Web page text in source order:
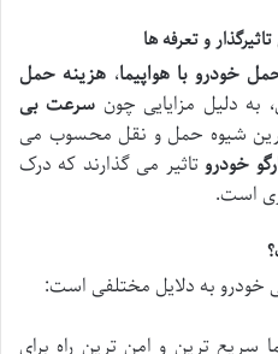
و تعرفه ها
خودرو با هواپیما، هزینه حمل
دلیل مزایایی چون سرعت بی
ترین شیوه حمل و نقل محسوب می
خودروتاثیر می گذارند که درک
است.
خودرو به دلایل مختلفی است:
سریع ترین و امن ترین راه برای